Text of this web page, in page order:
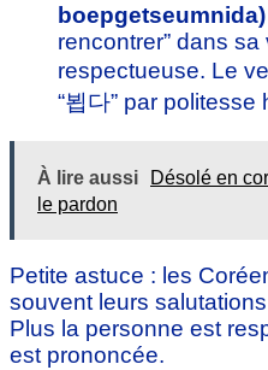
boepgetseumnida)
rencontrer” dans
respectueuse. Le
“뵙다” par politesse
À lire aussi
Désolé en
le pardon
Petite astuce : les
souvent leurs
Plus la personne est
est prononcée.